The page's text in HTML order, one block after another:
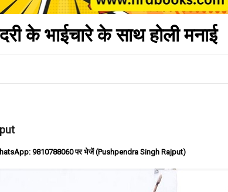
के भाईचारे के साथ होली मनाई
9810788060 पर भेजें (Pushpendra Singh Rajput)